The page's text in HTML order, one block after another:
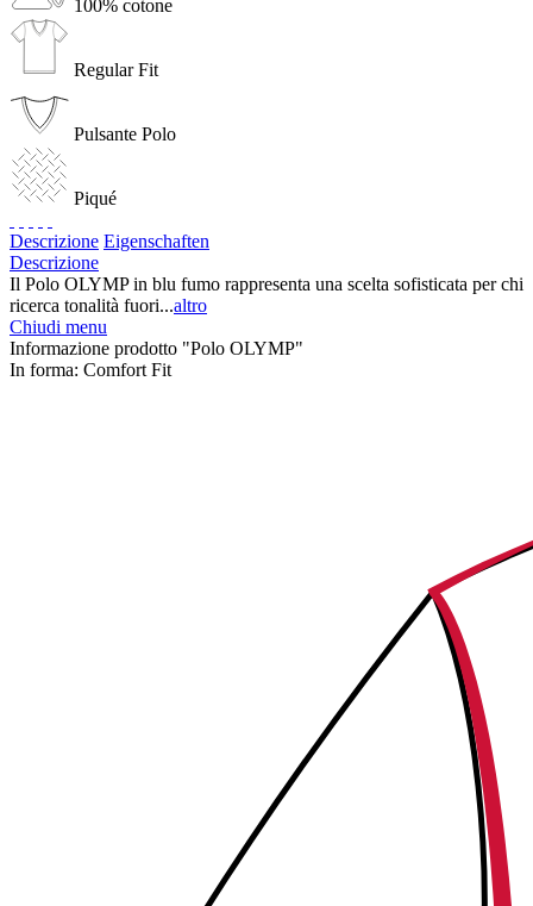
100% cotone
Regular Fit
Pulsante Polo
Piqué
Descrizione Eigenschaften
Descrizione
Il Polo OLYMP in blu fumo rappresenta una scelta sofisticata per chi
ricerca tonalità fuori...altro
Chiudi menu
Informazione prodotto "Polo OLYMP"
In forma: Comfort Fit